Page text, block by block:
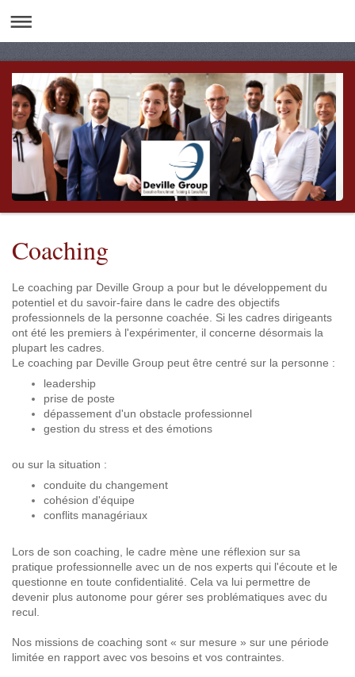
Coaching
Le coaching par Deville Group a pour but le développement du
potentiel et du savoir-faire dans le cadre des objectifs
professionnels de la personne coachée. Si les cadres dirigeants
ont été les premiers à l'expérimenter, il concerne désormais la
plupart les cadres.
Le coaching par Deville Group peut être centré sur la personne :
leadership
prise de poste
dépassement d'un obstacle professionnel
gestion du stress et des émotions
ou sur la situation :
conduite du changement
cohésion d'équipe
conflits managériaux
Lors de son coaching, le cadre mène une réflexion sur sa
pratique professionnelle avec un de nos experts qui l'écoute et le
questionne en toute confidentialité. Cela va lui permettre de
devenir plus autonome pour gérer ses problématiques avec du
recul.
Nos missions de coaching sont « sur mesure » sur une période
limitée en rapport avec vos besoins et vos contraintes.